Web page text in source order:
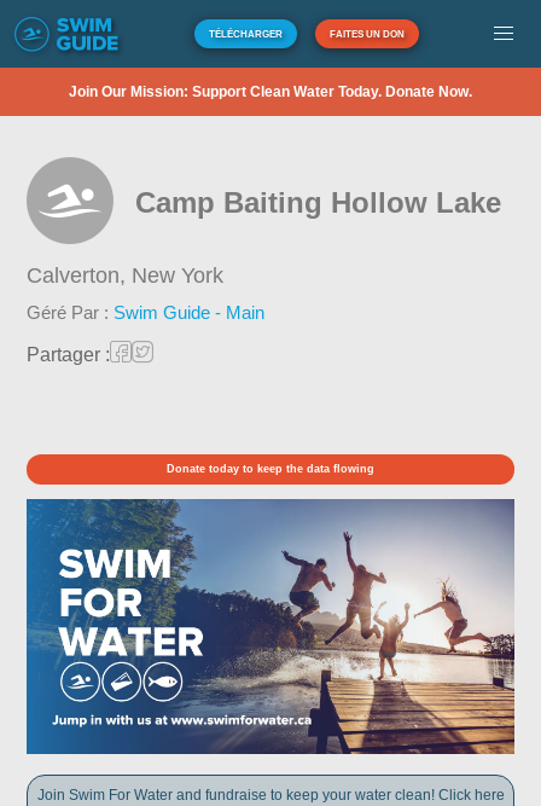
TÉLÉCHARGER FAITES UN DON
Join Our Mission: Support Clean Water Today. Donate Now.
Camp Baiting Hollow Lake
Calverton, New York
Géré Par : Swim Guide - Main
Partager :
Donate today to keep the data flowing
Join Swim For Water and fundraise to keep your water clean! Click here